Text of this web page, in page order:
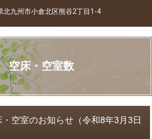
北九州市小倉北区熊谷2丁目1-4
空床・空室数
空室のお知らせ（令和8年3月3日